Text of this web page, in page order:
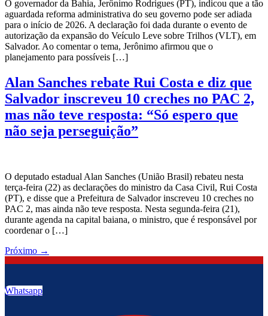
O governador da Bahia, Jerônimo Rodrigues (PT), indicou que a tão
aguardada reforma administrativa do seu governo pode ser adiada
para o início de 2026. A declaração foi dada durante o evento de
autorização da expansão do Veículo Leve sobre Trilhos (VLT), em
Salvador. Ao comentar o tema, Jerônimo afirmou que o
planejamento para possíveis […]
Alan Sanches rebate Rui Costa e diz que
Salvador inscreveu 10 creches no PAC 2,
mas não teve resposta: “Só espero que
não seja perseguição”
O deputado estadual Alan Sanches (União Brasil) rebateu nesta
terça-feira (22) as declarações do ministro da Casa Civil, Rui Costa
(PT), e disse que a Prefeitura de Salvador inscreveu 10 creches no
PAC 2, mas ainda não teve resposta. Nesta segunda-feira (21),
durante agenda na capital baiana, o ministro, que é responsável por
coordenar o […]
Próximo →
Whatsapp